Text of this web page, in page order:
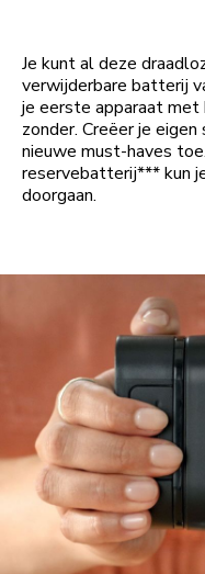
Je kunt al deze
verwijderbare batterij
je eerste apparaat met
zonder. Creëer je
nieuwe must-haves
reservebatterij*** kun
doorgaan.